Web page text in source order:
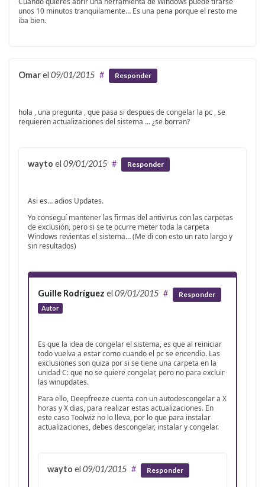
unos 10 minutos tranquilamente… Es una pena porque el resto me
iba bien.
Omarel 09/01/2015 # Responder
hola , una pregunta , que pasa si despues de congelar la pc , se
requieren actualizaciones del sistema … ¿se borran?
wayto el 09/01/2015 # Responder
Asi es… adios Updates.
Yo conseguí mantener las firmas del antivirus con las carpetas
de exclusión, pero si se te ocurre meter toda la carpeta
Windows revientas el sistema… (Me di con esto un rato largo y
sin resultados)
Guille Rodríguez el 09/01/2015
Autor
# Responder
Es que la idea de congelar el sistema, es que al reiniciar
todo vuelva a estar como cuando el pc se encendio. Las
exclusiones son quiza por si se tiene una carpeta en la
unidad C: que no se quiere congelar, pero no para excluir
las winupdates.
Para ello, Deepfreeze cuenta con un autodescongelar a X
horas y X dias, para realizar estas actualizaciones. En
este caso Toolwiz no lo lleva, por lo que para instalar
actualizaciones, debes descongelar, instalar y congelar.
wayto el 09/01/2015 # Responder